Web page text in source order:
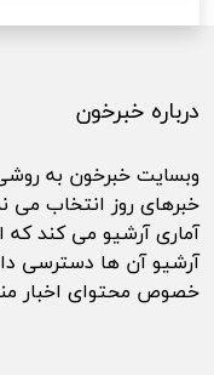
درباره خبرخون
وبسایت خبرخون به روشی
خبرهای روز انتخاب می
آماری آرشیو می کند که
آرشیو آن ها دسترسی
خصوص محتوای اخبار